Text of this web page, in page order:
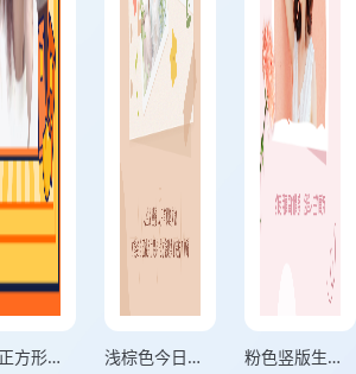
黄色正方形头像个人头像海报 浅棕色今日份美丽个人心情海报 粉色竖版生活中的约定海报